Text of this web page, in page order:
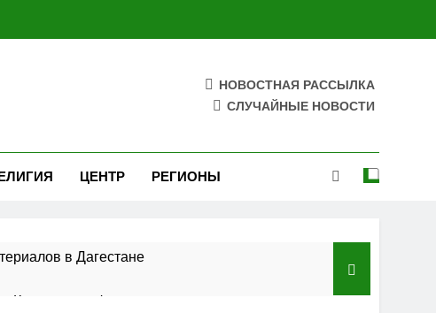
НОВОСТНАЯ РАССЫЛКА
СЛУЧАЙНЫЕ НОВОСТИ
ЦЕНТР РЕГИОНЫ
в Дагестане
федерального округа»